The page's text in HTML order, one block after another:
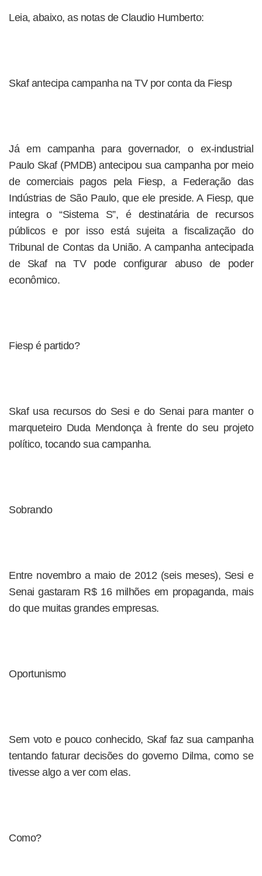
Leia, abaixo, as notas de Claudio Humberto:
Skaf antecipa campanha na TV por conta da Fiesp
Já em campanha para governador, o ex-industrial
Paulo Skaf (PMDB) antecipou sua campanha por meio
de comerciais pagos pela Fiesp, a Federação das
Indústrias de São Paulo, que ele preside. A Fiesp, que
integra o “Sistema S”, é destinatária de recursos
públicos e por isso está sujeita a fiscalização do
Tribunal de Contas da União. A campanha antecipada
de Skaf na TV pode configurar abuso de poder
econômico.
Fiesp é partido?
Skaf usa recursos do Sesi e do Senai para manter o
marqueteiro Duda Mendonça à frente do seu projeto
político, tocando sua campanha.
Sobrando
Entre novembro a maio de 2012 (seis meses), Sesi e
Senai gastaram R$ 16 milhões em propaganda, mais
do que muitas grandes empresas.
Oportunismo
Sem voto e pouco conhecido, Skaf faz sua campanha
tentando faturar decisões do governo Dilma, como se
tivesse algo a ver com elas.
Como?